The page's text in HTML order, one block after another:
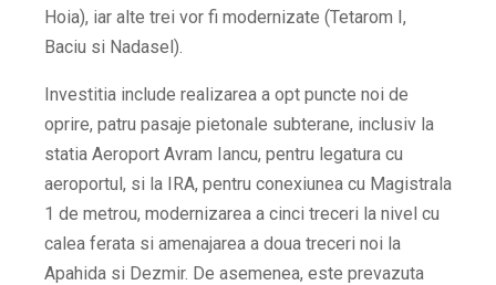
Hoia), iar alte trei vor fi modernizate (Tetarom I,
Baciu si Nadasel).
Investitia include realizarea a opt puncte noi de
oprire, patru pasaje pietonale subterane, inclusiv la
statia Aeroport Avram Iancu, pentru legatura cu
aeroportul, si la IRA, pentru conexiunea cu Magistrala
1 de metrou, modernizarea a cinci treceri la nivel cu
calea ferata si amenajarea a doua treceri noi la
Apahida si Dezmir. De asemenea, este prevazuta